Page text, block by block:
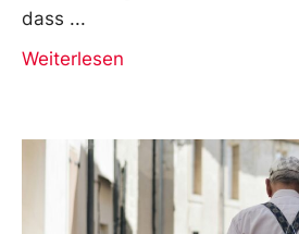
dass
Weiterlesen